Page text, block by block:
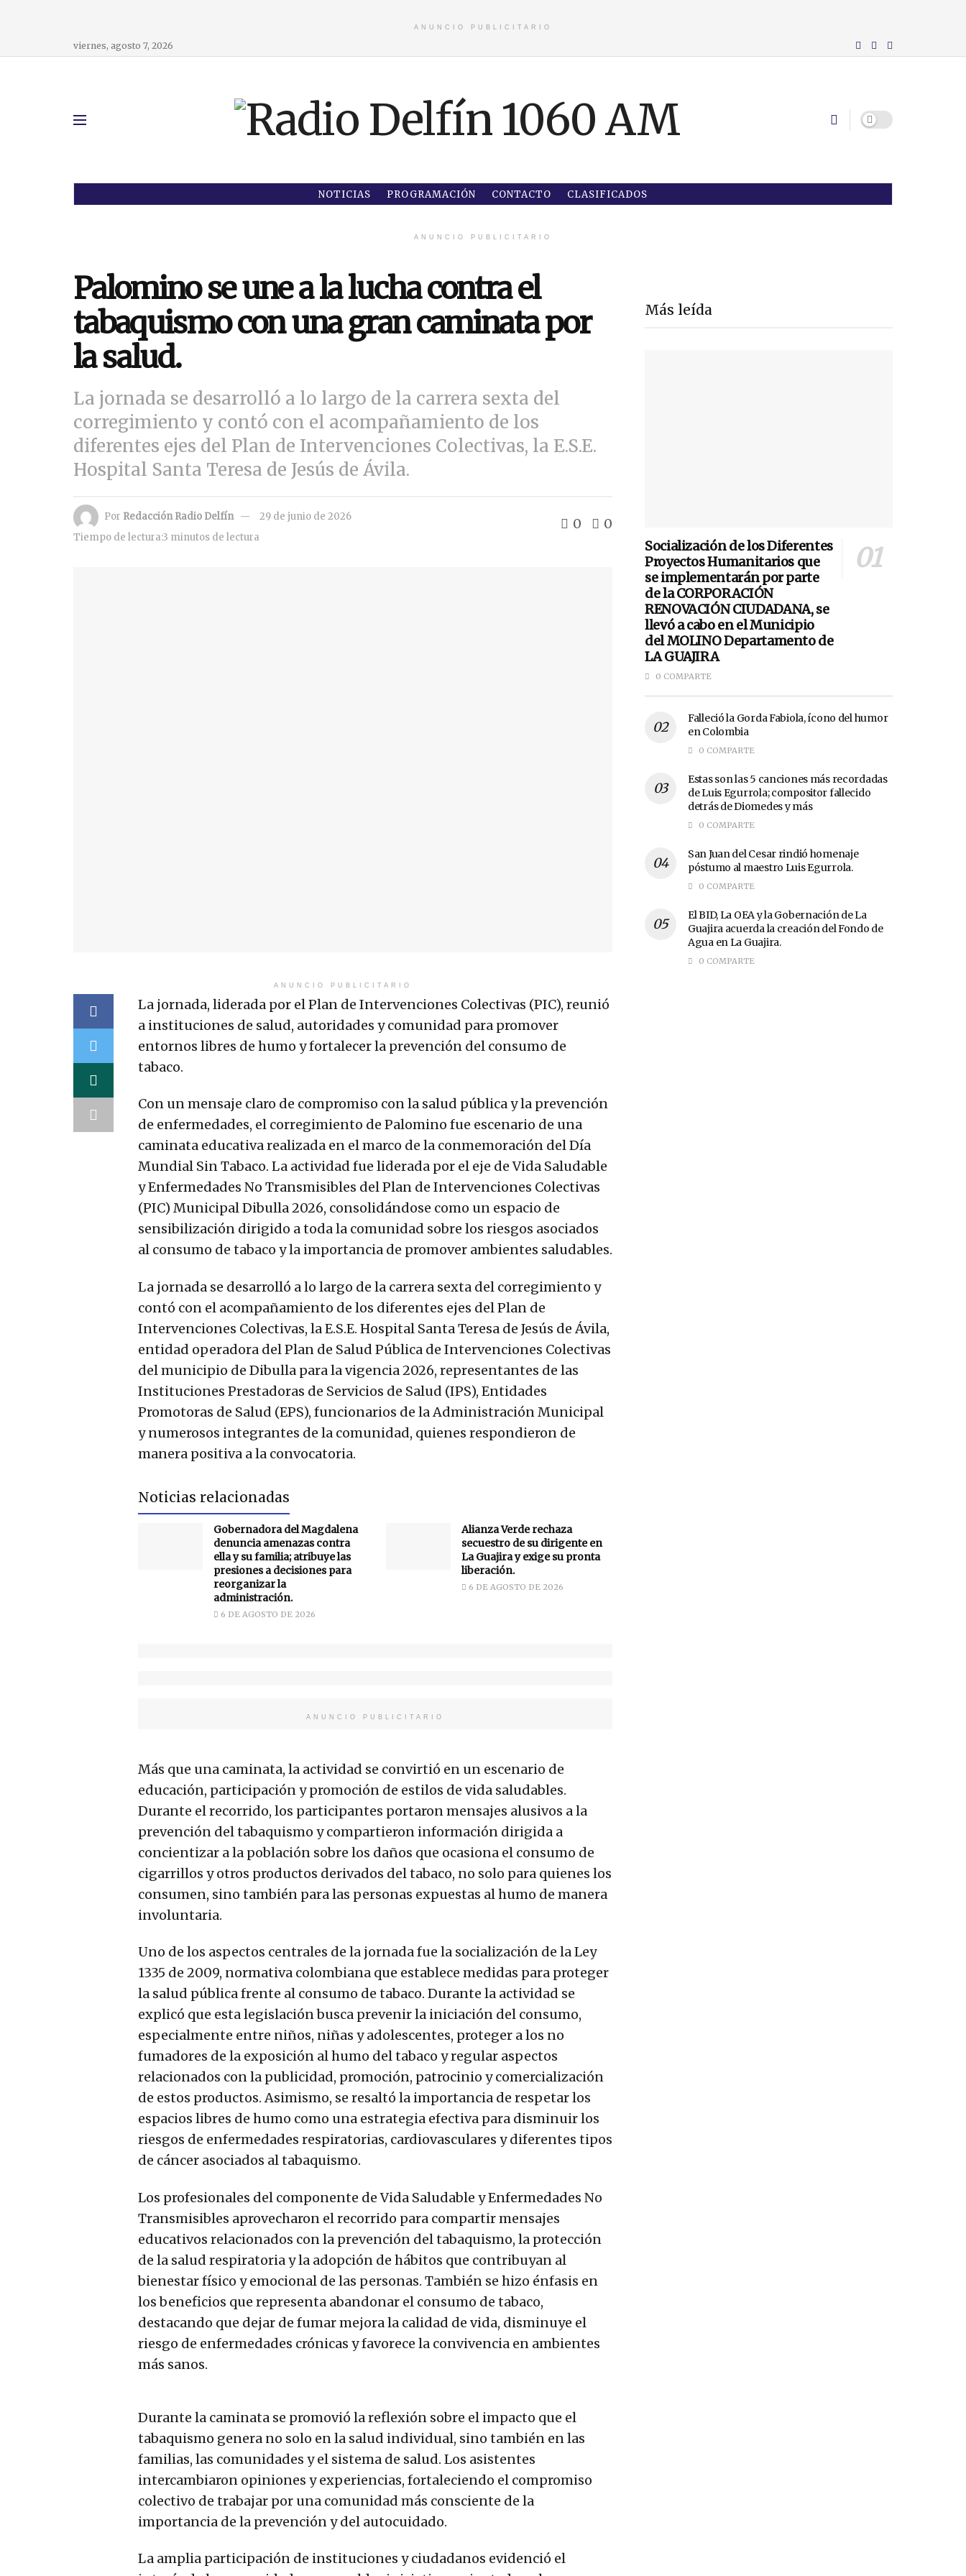
ANUNCIO PUBLICITARIO
viernes, agosto 7, 2026
NOTICIAS PROGRAMACIÓN CONTACTO CLASIFICADOS
ANUNCIO PUBLICITARIO
Palomino se une a la lucha contra el
tabaquismo con una gran caminata por
la salud.
La jornada se desarrolló a lo largo de la carrera sexta del
corregimiento y contó con el acompañamiento de los
diferentes ejes del Plan de Intervenciones Colectivas, la E.S.E.
Hospital Santa Teresa de Jesús de Ávila.
Por Redacción Radio Delfín
29 de junio de 2026
Tiempo de lectura:3 minutos de lectura
0 0
ANUNCIO PUBLICITARIO
La jornada, liderada por el Plan de Intervenciones Colectivas (PIC), reunió
a instituciones de salud, autoridades y comunidad para promover
entornos libres de humo y fortalecer la prevención del consumo de
tabaco.
Con un mensaje claro de compromiso con la salud pública y la prevención
de enfermedades, el corregimiento de Palomino fue escenario de una
caminata educativa realizada en el marco de la conmemoración del Día
Mundial Sin Tabaco. La actividad fue liderada por el eje de Vida Saludable
y Enfermedades No Transmisibles del Plan de Intervenciones Colectivas
(PIC) Municipal Dibulla 2026, consolidándose como un espacio de
sensibilización dirigido a toda la comunidad sobre los riesgos asociados
al consumo de tabaco y la importancia de promover ambientes saludables.
La jornada se desarrolló a lo largo de la carrera sexta del corregimiento y
contó con el acompañamiento de los diferentes ejes del Plan de
Intervenciones Colectivas, la E.S.E. Hospital Santa Teresa de Jesús de Ávila,
entidad operadora del Plan de Salud Pública de Intervenciones Colectivas
del municipio de Dibulla para la vigencia 2026, representantes de las
Instituciones Prestadoras de Servicios de Salud (IPS), Entidades
Promotoras de Salud (EPS), funcionarios de la Administración Municipal
y numerosos integrantes de la comunidad, quienes respondieron de
manera positiva a la convocatoria.
Noticias relacionadas
Gobernadora del Magdalena
denuncia amenazas contra
ella y su familia; atribuye las
presiones a decisiones para
reorganizar la
administración.
6 DE AGOSTO DE 2026
Alianza Verde rechaza
secuestro de su dirigente en
La Guajira y exige su pronta
liberación.
6 DE AGOSTO DE 2026
ANUNCIO PUBLICITARIO
Más que una caminata, la actividad se convirtió en un escenario de
educación, participación y promoción de estilos de vida saludables.
Durante el recorrido, los participantes portaron mensajes alusivos a la
prevención del tabaquismo y compartieron información dirigida a
concientizar a la población sobre los daños que ocasiona el consumo de
cigarrillos y otros productos derivados del tabaco, no solo para quienes los
consumen, sino también para las personas expuestas al humo de manera
involuntaria.
Uno de los aspectos centrales de la jornada fue la socialización de la Ley
1335 de 2009, normativa colombiana que establece medidas para proteger
la salud pública frente al consumo de tabaco. Durante la actividad se
explicó que esta legislación busca prevenir la iniciación del consumo,
especialmente entre niños, niñas y adolescentes, proteger a los no
fumadores de la exposición al humo del tabaco y regular aspectos
relacionados con la publicidad, promoción, patrocinio y comercialización
de estos productos. Asimismo, se resaltó la importancia de respetar los
espacios libres de humo como una estrategia efectiva para disminuir los
riesgos de enfermedades respiratorias, cardiovasculares y diferentes tipos
de cáncer asociados al tabaquismo.
Los profesionales del componente de Vida Saludable y Enfermedades No
Transmisibles aprovecharon el recorrido para compartir mensajes
educativos relacionados con la prevención del tabaquismo, la protección
de la salud respiratoria y la adopción de hábitos que contribuyan al
bienestar físico y emocional de las personas. También se hizo énfasis en
los beneficios que representa abandonar el consumo de tabaco,
destacando que dejar de fumar mejora la calidad de vida, disminuye el
riesgo de enfermedades crónicas y favorece la convivencia en ambientes
más sanos.
Durante la caminata se promovió la reflexión sobre el impacto que el
tabaquismo genera no solo en la salud individual, sino también en las
familias, las comunidades y el sistema de salud. Los asistentes
intercambiaron opiniones y experiencias, fortaleciendo el compromiso
colectivo de trabajar por una comunidad más consciente de la
importancia de la prevención y del autocuidado.
La amplia participación de instituciones y ciudadanos evidenció el
Más leída
Socialización de los Diferentes
Proyectos Humanitarios que
se implementarán por parte
de la CORPORACIÓN
RENOVACIÓN CIUDADANA, se
llevó a cabo en el Municipio
del MOLINO Departamento de
LA GUAJIRA
0 COMPARTE
Falleció la Gorda Fabiola, ícono del humor
en Colombia
0 COMPARTE
Estas son las 5 canciones más recordadas
de Luis Egurrola; compositor fallecido
detrás de Diomedes y más
0 COMPARTE
San Juan del Cesar rindió homenaje
póstumo al maestro Luis Egurrola.
0 COMPARTE
El BID, La OEA y la Gobernación de La
Guajira acuerda la creación del Fondo de
Agua en La Guajira.
0 COMPARTE